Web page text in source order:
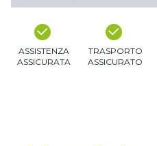
ASSISTENZA
ASSICURATA
TRASPORTO
ASSICURATO